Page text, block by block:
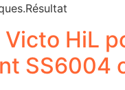
HiL
SS6004